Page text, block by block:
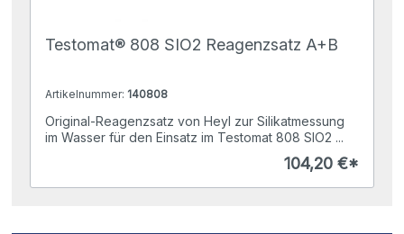
Testomat® 808 SIO2 Reagenzsatz A+B
Artikelnummer: 140808
Original-Reagenzsatz von Heyl zur Silikatmessung
im Wasser für den Einsatz im Testomat 808 SIO2 ...
104,20 €*